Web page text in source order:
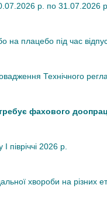
р. по 31.07.2026 р.
плацебо під час
Технічного
фахового
півріччі 2026 р.
хвороби на